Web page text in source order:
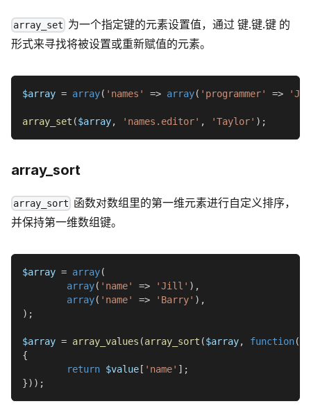
array_set 为一个指定键的元素设置值，通过 键.键.键 的
形式来寻找将被设置或重新赋值的元素。
$array = array( 'names' => array( 'programmer' =>
array_set ($array, 'names.editor' , 'Taylor' ) ;
array_sort
array_sort 函数对数组里的第一维元素进行自定义排序，
并保持第一维数组键。
$array = array(
array( 'name' => 'Jill' ) ,
array( 'name' => 'Barry' ) ,
) ;
$array = array_values (array_sort ($array, function(
{
return $value [ 'name' ] ;
}) ) ;